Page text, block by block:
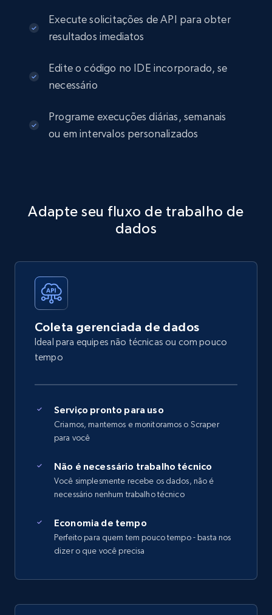
Execute solicitações de API para obter
resultados imediatos
Edite o código no IDE incorporado, se
necessário
Programe execuções diárias, semanais
ou em intervalos personalizados
Adapte seu fluxo de trabalho de
dados
Coleta gerenciada de dados
Ideal para equipes não técnicas ou com pouco
tempo
Serviço pronto para uso
Criamos, mantemos e monitoramos o Scraper
para você
Não é necessário trabalho técnico
Você simplesmente recebe os dados, não é
necessário nenhum trabalho técnico
Economia de tempo
Perfeito para quem tem pouco tempo - basta nos
dizer o que você precisa